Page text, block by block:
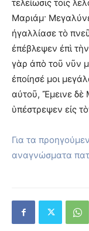
τελείωσις τοῖς
Μαριάμ·
ἠγαλλίασε τὸ
ἐπέβλεψεν ἐπὶ
γὰρ ἀπὸ τοῦ νῦν
ἐποίησέ μοι
αὐτοῦ, Ἔμεινε δὲ
ὑπέστρεψεν εἰς
Για τα
αναγνώσματα